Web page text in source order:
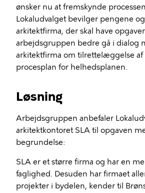
ønsker nu at fremskynde
Lokaludvalget bevilger pengene
arkitektfirma, der skal have
arbejdsgruppen bedre gå i dialog
arkitektfirma om tilrettelæggelse
procesplan for helhedsplanen.
Løsning
Arbejdsgruppen anbefaler
arkitektkontoret SLA til opgaven
begrundelse:
SLA er et større firma og har en
faglighed. Desuden har firmaet
projekter i bydelen, kender til